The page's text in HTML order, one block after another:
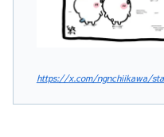
https://x.com/ngnchiikawa/